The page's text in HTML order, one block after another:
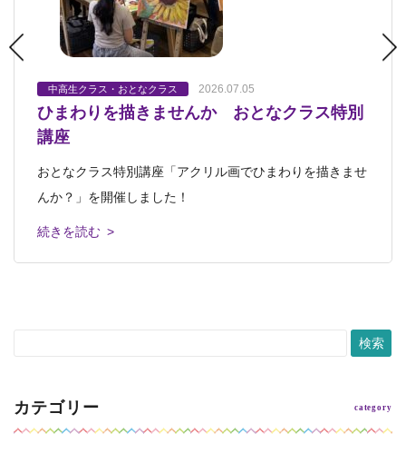
中高生クラス・おとなクラス 2026.07.05
ひまわりを描きませんか おとなクラス特別
講座
おとなクラス特別講座「アクリル画でひまわりを描きませ
んか？」を開催しました！
続きを読む >
中高生クラス・おとなクラス 2026.06.17
おとなクラス 画集を参考に
己斐本校にはたくさんの画集があります。 こちらのおと
なクラスの方は、 「ジョルジョ・モラン
続きを読む >
中高生クラス・おとなクラス 2026.06.09
おとなクラス 水彩画のデモンストレーショ
ン
己斐本校おとなクラスにて 水彩絵の具での制作の方が多
い日。 日本画講師の宮郷によるデモンス
続きを読む >
中高生クラス・おとなクラス 2026.06.07
おとなクラス 木彫に挑戦
おとなクラスでは自分のやりたい制作を、 講師と相談し
ながら進めることができます。 こちらの
続きを読む >
プチクラス キッズクラス・ジュニアクラス
おとなクラス 芸大美大受験科 2026.06.06
「平和鳥」
「平和鳥」 懐かしいおもちゃドリンキングバード「平和
鳥」のご紹介です。 コップの水をくちば
続きを読む >
カテゴリー